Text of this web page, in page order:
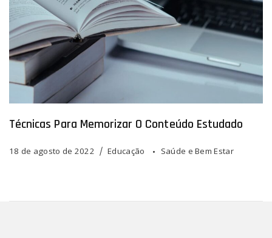
Técnicas Para Memorizar O Conteúdo Estudado
18 de agosto de 2022 Educação Saúde e Bem Estar